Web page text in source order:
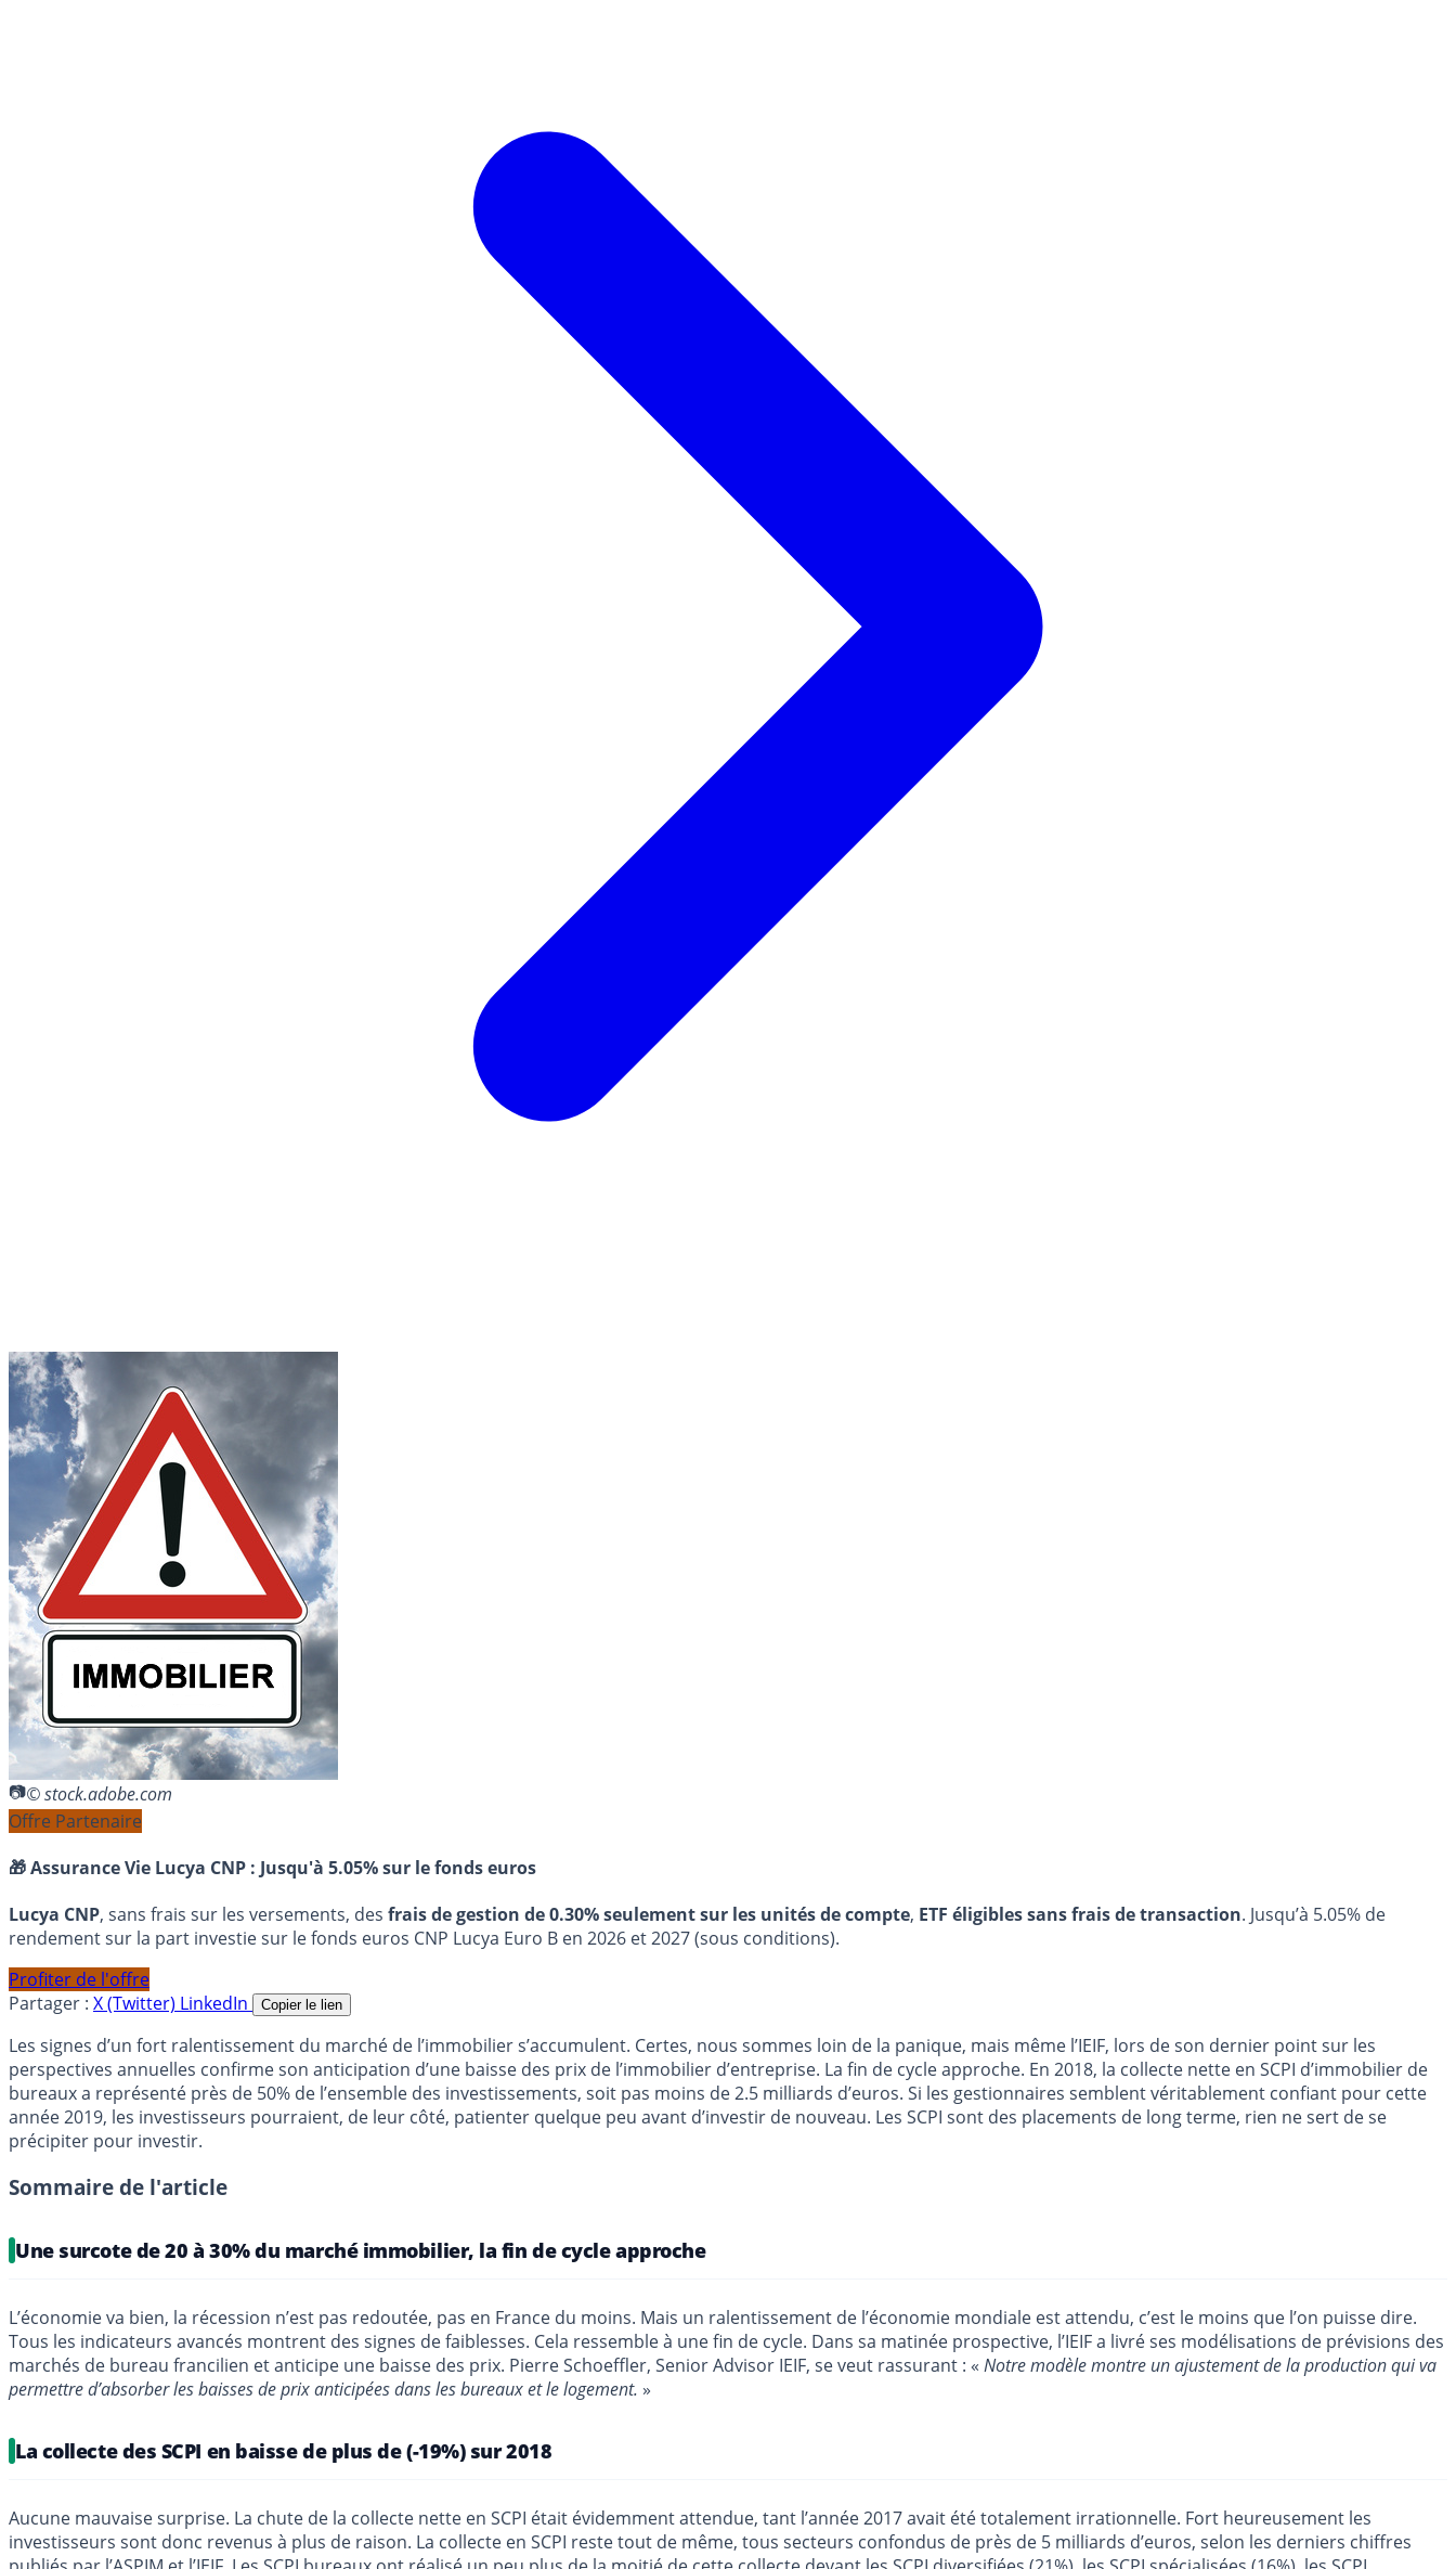
© stock.adobe.com
Offre Partenaire
🎁 Assurance Vie Lucya CNP : Jusqu'à 5.05% sur le fonds euros
Lucya CNP, sans frais sur les versements, des frais de gestion de 0.30% seulement sur les unités de compte, ETF éligibles sans frais de transaction. Jusqu’à 5.05% de
rendement sur la part investie sur le fonds euros CNP Lucya Euro B en 2026 et 2027 (sous conditions).
Profiter de l'offre
Partager : X (Twitter) LinkedIn Copier le lien
Les signes d’un fort ralentissement du marché de l’immobilier s’accumulent. Certes, nous sommes loin de la panique, mais même l’IEIF, lors de son dernier point sur les
perspectives annuelles confirme son anticipation d’une baisse des prix de l’immobilier d’entreprise. La fin de cycle approche. En 2018, la collecte nette en SCPI d’immobilier de
bureaux a représenté près de 50% de l’ensemble des investissements, soit pas moins de 2.5 milliards d’euros. Si les gestionnaires semblent véritablement confiant pour cette
année 2019, les investisseurs pourraient, de leur côté, patienter quelque peu avant d’investir de nouveau. Les SCPI sont des placements de long terme, rien ne sert de se
précipiter pour investir.
Sommaire de l'article
Une surcote de 20 à 30% du marché immobilier, la fin de cycle approche
L’économie va bien, la récession n’est pas redoutée, pas en France du moins. Mais un ralentissement de l’économie mondiale est attendu, c’est le moins que l’on puisse dire.
Tous les indicateurs avancés montrent des signes de faiblesses. Cela ressemble à une fin de cycle. Dans sa matinée prospective, l’IEIF a livré ses modélisations de prévisions des
marchés de bureau francilien et anticipe une baisse des prix. Pierre Schoeffler, Senior Advisor IEIF, se veut rassurant : « Notre modèle montre un ajustement de la production qui va
permettre d’absorber les baisses de prix anticipées dans les bureaux et le logement. »
La collecte des SCPI en baisse de plus de (-19%) sur 2018
Aucune mauvaise surprise. La chute de la collecte nette en SCPI était évidemment attendue, tant l’année 2017 avait été totalement irrationnelle. Fort heureusement les
investisseurs sont donc revenus à plus de raison. La collecte en SCPI reste tout de même, tous secteurs confondus de près de 5 milliards d’euros, selon les derniers chiffres